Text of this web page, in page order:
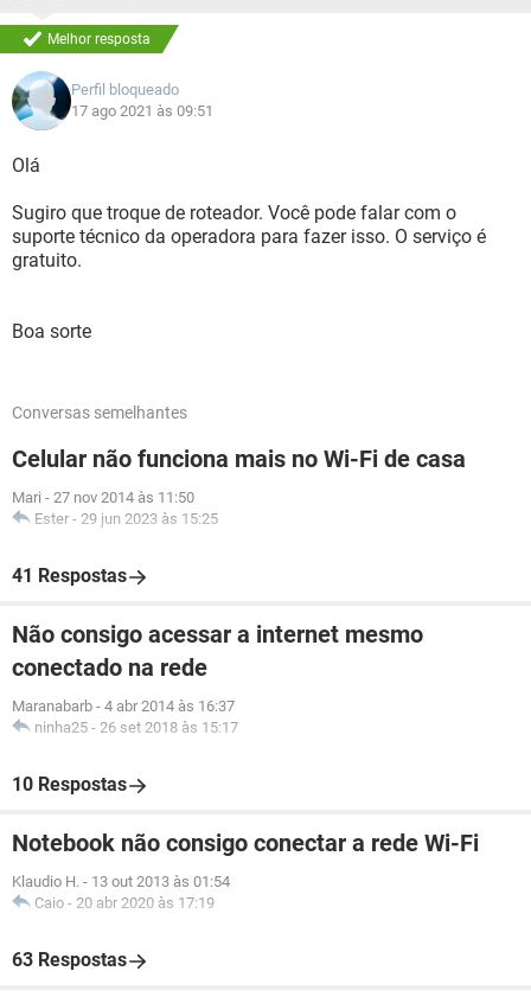
Melhor resposta
Perfil bloqueado
17 ago 2021 às 09:51
Olá
Sugiro que troque de roteador. Você pode falar com o
suporte técnico da operadora para fazer isso. O serviço é
gratuito.
Boa sorte
Conversas semelhantes
Celular não funciona mais no Wi-Fi de casa
Mari - 27 nov 2014 às 11:50
Ester - 29 jun 2023 às 15:25
41 Respostas
Não consigo acessar a internet mesmo
conectado na rede
Maranabarb - 4 abr 2014 às 16:37
ninha25 - 26 set 2018 às 15:17
10 Respostas
Notebook não consigo conectar a rede Wi-Fi
Klaudio H. - 13 out 2013 às 01:54
Caio - 20 abr 2020 às 17:19
63 Respostas